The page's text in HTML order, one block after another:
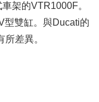
架的VTR1000F。
型雙缸。與Ducati的
差異。